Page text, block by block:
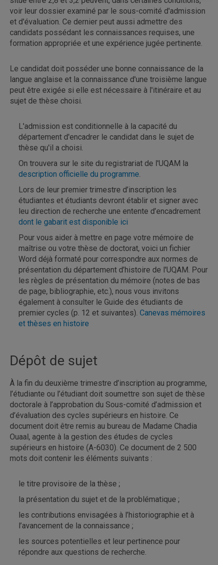
voir leur dossier examiné par le sous-comité d'admission
et d'évaluation. Ce dernier peut aussi admettre des
candidats possédant les connaissances requises, une
formation appropriée et une expérience jugée pertinente.
Le candidat doit posséder une bonne connaissance de la
langue anglaise et la connaissance d'une troisième langue
peut être exigée si elle est nécessaire à l'itinéraire et au
sujet de thèse choisi.
L'admission est conditionnelle à la capacité du
département d'encadrer le candidat dans le sujet de
thèse qu'il a choisi.
On trouvera sur le site du registrariat de l'UQAM la
description officielle du programme.
Lors de leur premier trimestre d’inscription les
étudiantes et étudiants devront établir et signer avec
leu direction de recherche une entente d’encadrement
dont le gabarit est disponible ici
Pour vous aider à mettre en page votre mémoire de
maîtrise ou votre thèse de doctorat, voici un fichier
Word déjà formaté pour correspondre aux normes de
présentation du département d’histoire de l'UQAM. Pour
les règles de présentation du mémoire (notes de bas
de page, bibliographie, etc.), nous vous invitons
également à consulter le Guide des étudiants de
premier cycles (p. 12 et suivantes). Canevas mémoires
et thèses en histoire
Dépôt de sujet
À la fin du deuxième trimestre d’inscription au programme,
l’étudiante ou l’étudiant doit soumettre son sujet de thèse
doctorale à l’approbation du Sous-comité d’admission et
d’évaluation des cycles supérieurs en histoire. Ce
document doit être remis au bureau de Madame Chadia
Ouaal, agente à la gestion des études de cycles
supérieurs en histoire (A-6030). Ce document de 2 500
mots doit contenir les éléments suivants :
le titre provisoire de la thèse ;
la présentation du sujet et de la problématique ;
les contributions envisagées à l’historiographie et à
l’avancement de la connaissance ;
les sources potentielles et leur pertinence pour
répondre aux questions de recherche.